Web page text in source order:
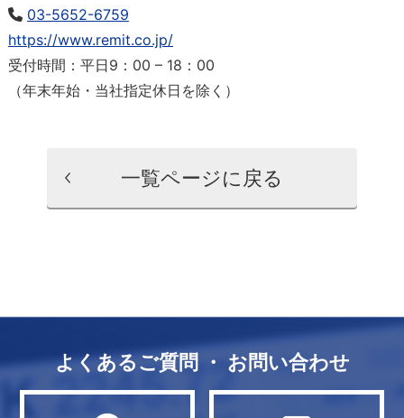
03-5652-6759
https://www.remit.co.jp/
受付時間：平日9：00 – 18：00
（年末年始・当社指定休日を除く）
一覧ページに戻る
よくあるご質問 ・ お問い合わせ